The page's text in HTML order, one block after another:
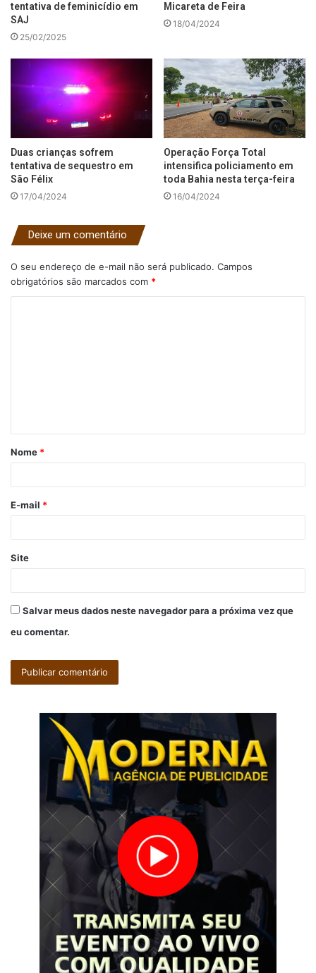
tentativa de feminicídio em
SAJ
25/02/2025
Micareta de Feira
18/04/2024
Duas crianças sofrem
tentativa de sequestro em
São Félix
17/04/2024
Operação Força Total
intensifica policiamento em
toda Bahia nesta terça-feira
16/04/2024
Deixe um comentário
O seu endereço de e-mail não será publicado. Campos
obrigatórios são marcados com *
á
r
*
Nome *
E-mail *
Site
Salvar meus dados neste navegador para a próxima vez que
eu comentar.